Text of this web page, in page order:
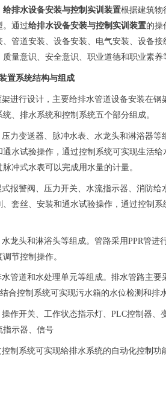
给排水设备安装与控制实训装置根据建筑物
。通过给排水设备安装与控制实训装置的操
管道安装、设备安装、电气安装、设备
量意识、安全意识、职业道德和职业素养
置系统结构与组成
进行设计，主要给排水管道设备安装在钢
、排水系统和控制系统五个部分组成。
力变送器、脉冲水表、水龙头和淋浴器等
水试验操作，通过控制系统可实现生活
冲式水表可以完成用水量的计量。
报警阀、压力开关、水流指示器、消防给
套丝、安装和通水试验操作，通过控制
龙头和淋浴头等组成。管路采用PPR管进
节控制操作。
管道和水处理单元等组成。排水管路主要
合控制系统可实现污水箱的水位检测和排
作开关、工作状态指示灯、PLC控制器、
指示器、信号
制系统可实现给排水系统的自动化控制功